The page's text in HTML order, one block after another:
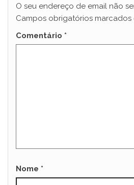
O seu endereço de email não
Campos obrigatórios marcados
Comentário *
Nome *